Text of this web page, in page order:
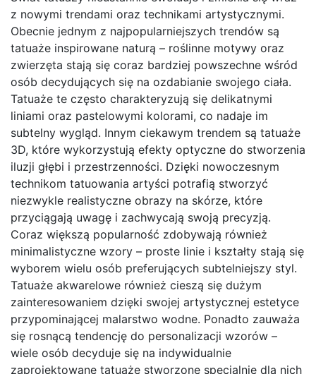
z nowymi trendami oraz technikami artystycznymi.
Obecnie jednym z najpopularniejszych trendów są
tatuaże inspirowane naturą – roślinne motywy oraz
zwierzęta stają się coraz bardziej powszechne wśród
osób decydujących się na ozdabianie swojego ciała.
Tatuaże te często charakteryzują się delikatnymi
liniami oraz pastelowymi kolorami, co nadaje im
subtelny wygląd. Innym ciekawym trendem są tatuaże
3D, które wykorzystują efekty optyczne do stworzenia
iluzji głębi i przestrzenności. Dzięki nowoczesnym
technikom tatuowania artyści potrafią stworzyć
niezwykle realistyczne obrazy na skórze, które
przyciągają uwagę i zachwycają swoją precyzją.
Coraz większą popularność zdobywają również
minimalistyczne wzory – proste linie i kształty stają się
wyborem wielu osób preferujących subtelniejszy styl.
Tatuaże akwarelowe również cieszą się dużym
zainteresowaniem dzięki swojej artystycznej estetyce
przypominającej malarstwo wodne. Ponadto zauważa
się rosnącą tendencję do personalizacji wzorów –
wiele osób decyduje się na indywidualnie
zaprojektowane tatuaże stworzone specjalnie dla nich